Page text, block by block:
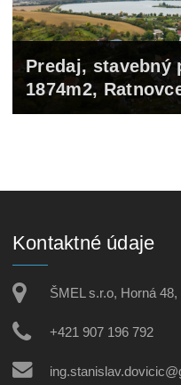
Predaj, stavebný
1874m2,
Kontaktné údaje
ŠMEL s.r.o, Horná
+421 907 196 792